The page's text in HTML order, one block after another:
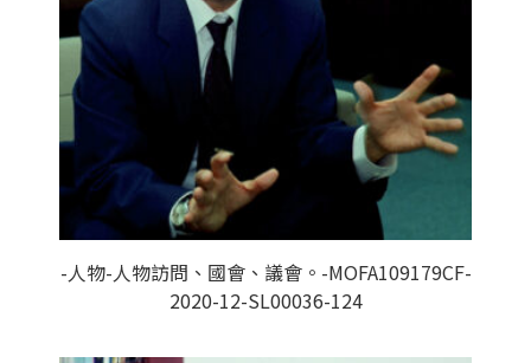
-人物-人物訪問、國會、議會。-MOFA109179CF-
2020-12-SL00036-124